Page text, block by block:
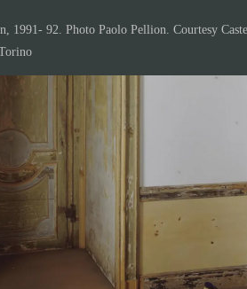
1991- 92. Photo Paolo Pellion. Courtesy